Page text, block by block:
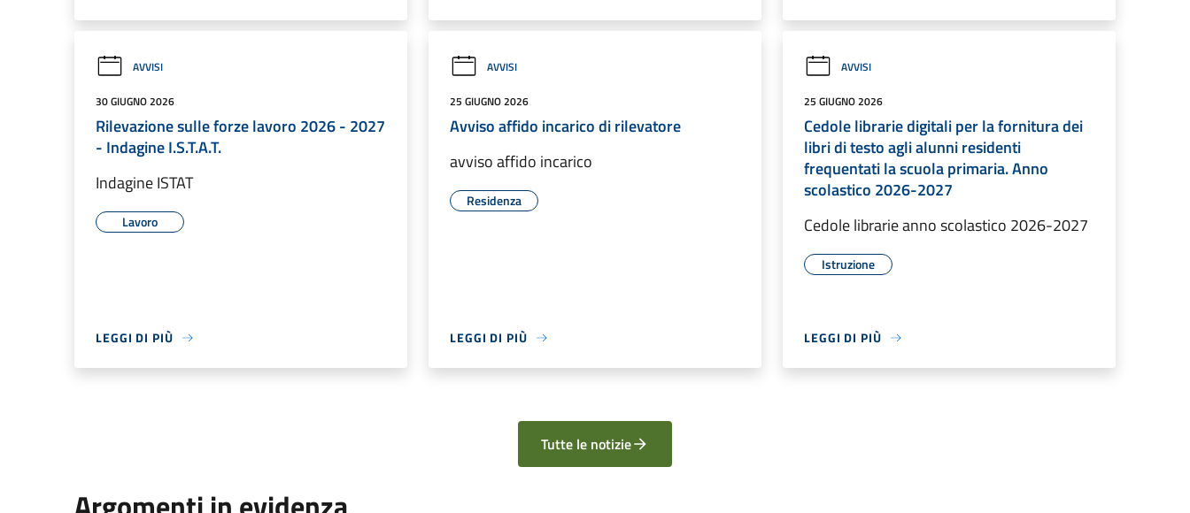
AVVISI
30 GIUGNO 2026
Rilevazione sulle forze lavoro 2026 - 2027
- Indagine I.S.T.A.T.
Indagine ISTAT
Lavoro
LEGGI DI PIÙ
AVVISI
25 GIUGNO 2026
Avviso affido incarico di rilevatore
avviso affido incarico
Residenza
LEGGI DI PIÙ
AVVISI
25 GIUGNO 2026
Cedole librarie digitali per la fornitura dei
libri di testo agli alunni residenti
frequentati la scuola primaria. Anno
scolastico 2026-2027
Cedole librarie anno scolastico 2026-2027
Istruzione
LEGGI DI PIÙ
Tutte le notizie